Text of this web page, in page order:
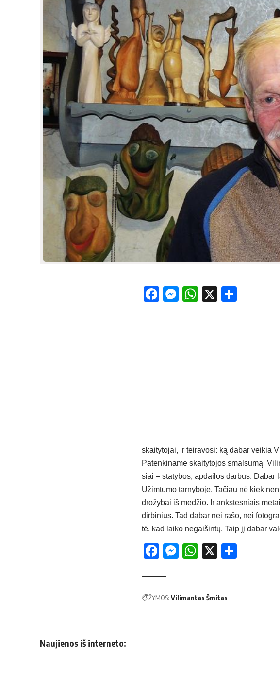
Facebook
Messenger
WhatsApp
X
skai­ty­to­jai, ir tei­ra­vo­si: ką da­bar vei­kia
Pa­ten­ki­na­me skai­ty­to­jos smal­su­mą.
siai – sta­ty­bos, ap­dai­los dar­bus.
Užim­tu­mo tar­ny­bo­je. Ta­čiau nė kiek
dro­žy­bai iš me­džio. Ir anks­tes­niais
dir­bi­nius. Tad da­bar nei ra­šo, nei
tė, kad lai­ko ne­gai­šin­tų. Taip jį da­bar
Facebook
Messenger
WhatsApp
X
ŽYMOS: Vilimantas Šmitas
Naujienos iš interneto: